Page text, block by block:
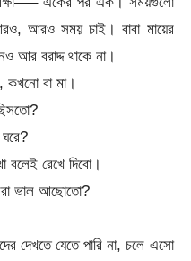
আরও সময় চাই। বাবা মায়ের
আর বরাদ্দ থাকে না।
কখনো বা মা।
বলেই রেখে দিবো।
ভাল আছোতো?
দেখতে যেতে পারি না, চলে এসো